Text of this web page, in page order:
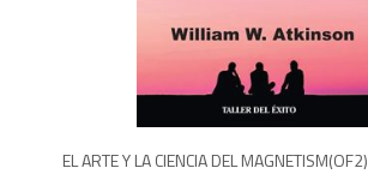
EL ARTE Y LA CIENCIA DEL MAGNETISM(OF2)